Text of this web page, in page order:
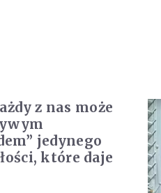
z nas może
jedynego
które daje